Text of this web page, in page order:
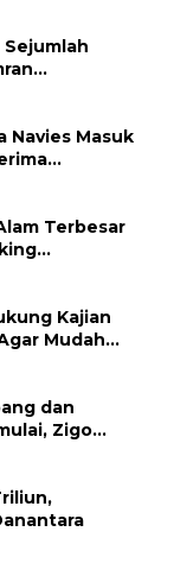
Sejumlah
Navies Masuk
Terbesar
Kajian
Mudah
dan
Zigo